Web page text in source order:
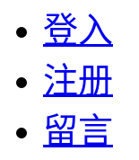
登入
注册
留言